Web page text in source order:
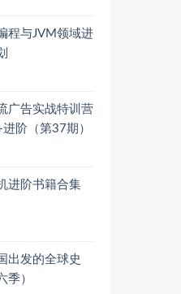
程与JVM领域进
广告实战特训营
阶（第37期）
进阶书籍合集
出发的全球史
季）